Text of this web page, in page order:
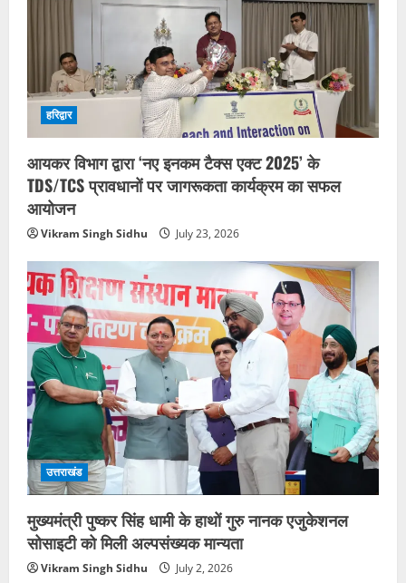
हरिद्वार
आयकर विभाग द्वारा ‘नए इनकम टैक्स एक्ट 2025’ के
TDS/TCS प्रावधानों पर जागरूकता कार्यक्रम का सफल
आयोजन
Vikram Singh Sidhu July 23, 2026
उत्तराखंड
मुख्यमंत्री पुष्कर सिंह धामी के हाथों गुरु नानक एजुकेशनल
सोसाइटी को मिली अल्पसंख्यक मान्यता
Vikram Singh Sidhu July 2, 2026